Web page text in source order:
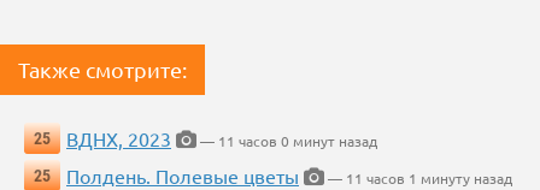
Также смотрите:
25 ВДНХ, 2023
— 11 часов 0 минут назад
25
Полдень. Полевые цветы
— 11 часов 1 минуту назад